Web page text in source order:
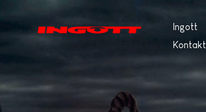
Ingott
Kontakt